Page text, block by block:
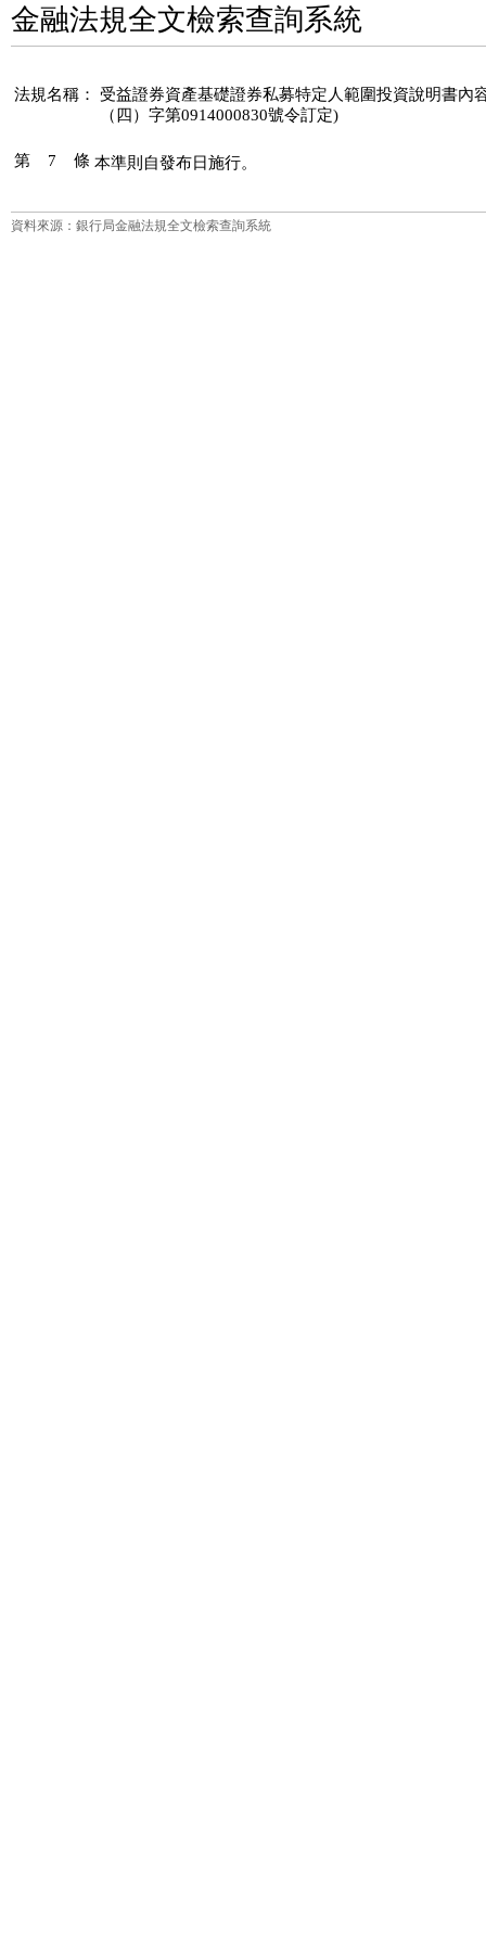
金融法規全文檢索查詢系統
法規名稱：
受益證券資產基礎證券私募特定人範圍投資說明書內
（四）字第0914000830號令訂定)
第 7 條
資料來源：銀行局金融法規全文檢索查詢系統